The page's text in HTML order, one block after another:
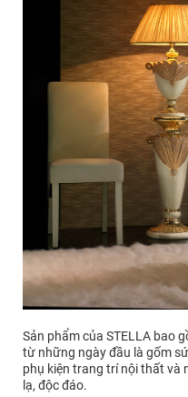
Sản phẩm của STELLA bao
từ những ngày đầu là gốm
phụ kiện trang trí nội thất và
lạ, độc đáo.